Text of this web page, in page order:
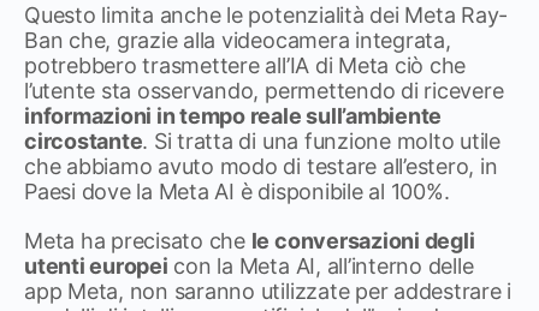
Questo limita anche le potenzialità dei Meta Ray-
Ban che, grazie alla videocamera integrata,
potrebbero trasmettere all’IA di Meta ciò che
l’utente sta osservando, permettendo di ricevere
informazioni in tempo reale sull’ambiente
circostante. Si tratta di una funzione molto utile
che abbiamo avuto modo di testare all’estero, in
Paesi dove la Meta AI è disponibile al 100%.
Meta ha precisato che le conversazioni degli
utenti europei con la Meta AI, all’interno delle
app Meta, non saranno utilizzate per addestrare i